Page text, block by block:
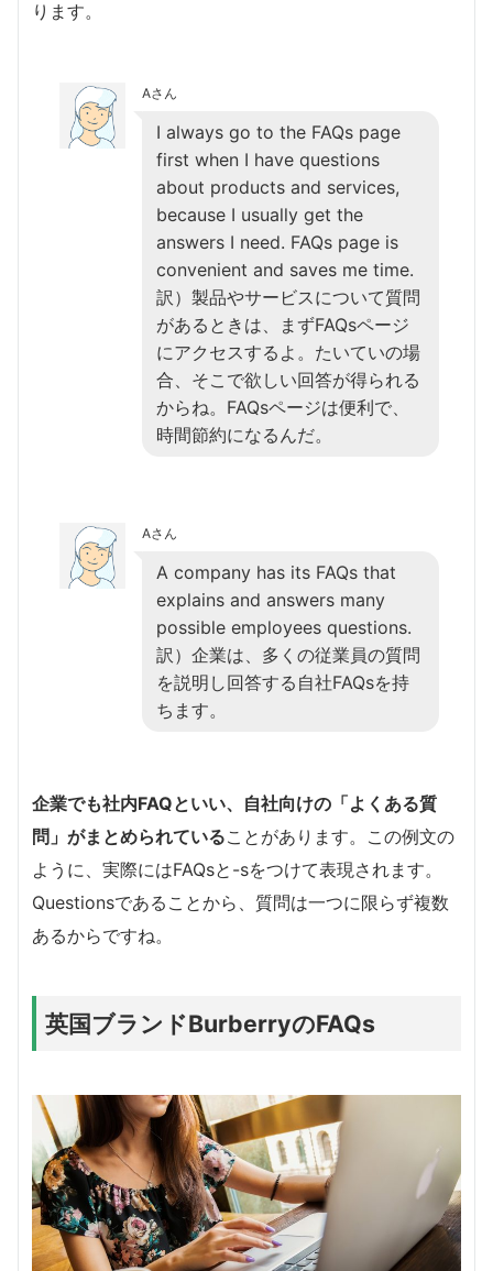
ります。
Aさん
I always go to the FAQs page
first when I have questions
about products and services,
because I usually get the
answers I need. FAQs page is
convenient and saves me time.
訳）製品やサービスについて質問
があるときは、まずFAQsページ
にアクセスするよ。たいていの場
合、そこで欲しい回答が得られる
からね。FAQsページは便利で、
時間節約になるんだ。
Aさん
A company has its FAQs that
explains and answers many
possible employees questions.
訳）企業は、多くの従業員の質問
を説明し回答する自社FAQsを持
ちます。
企業でも社内FAQといい、自社向けの「よくある質
問」がまとめられていることがあります。この例文の
ように、実際にはFAQsと-sをつけて表現されます。
Questionsであることから、質問は一つに限らず複数
あるからですね。
英国ブランドBurberryのFAQs